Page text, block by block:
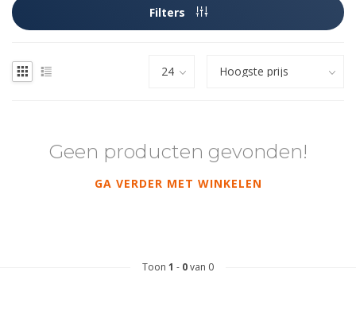
Filters
Geen producten gevonden!
GA VERDER MET WINKELEN
Toon 1 - 0van 0